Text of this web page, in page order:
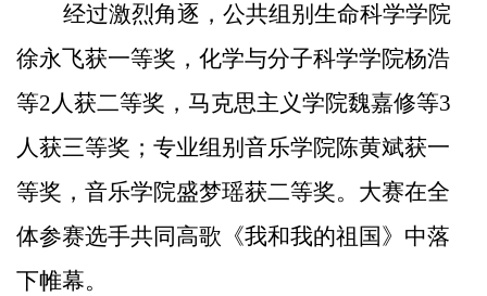
经过激烈角逐，公共组别生命科学学院
徐永飞获一等奖，化学与分子科学学院杨浩
等2人获二等奖，马克思主义学院魏嘉修等3
人获三等奖；专业组别音乐学院陈黄斌获一
等奖，音乐学院盛梦瑶获二等奖。大赛在全
体参赛选手共同高歌《我和我的祖国》中落
下帷幕。